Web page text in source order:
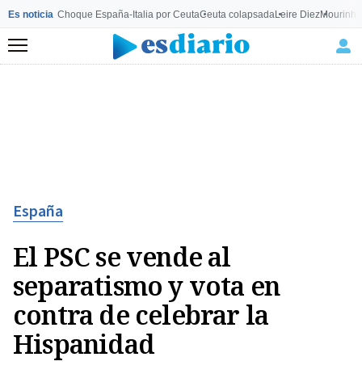
Es noticia Choque España-Italia por CeutaCeuta colapsadaLeire Diez
Menú
España
El PSC se vende al
separatismo y vota en
contra de celebrar la
Hispanidad